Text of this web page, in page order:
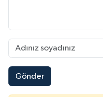
Gönder